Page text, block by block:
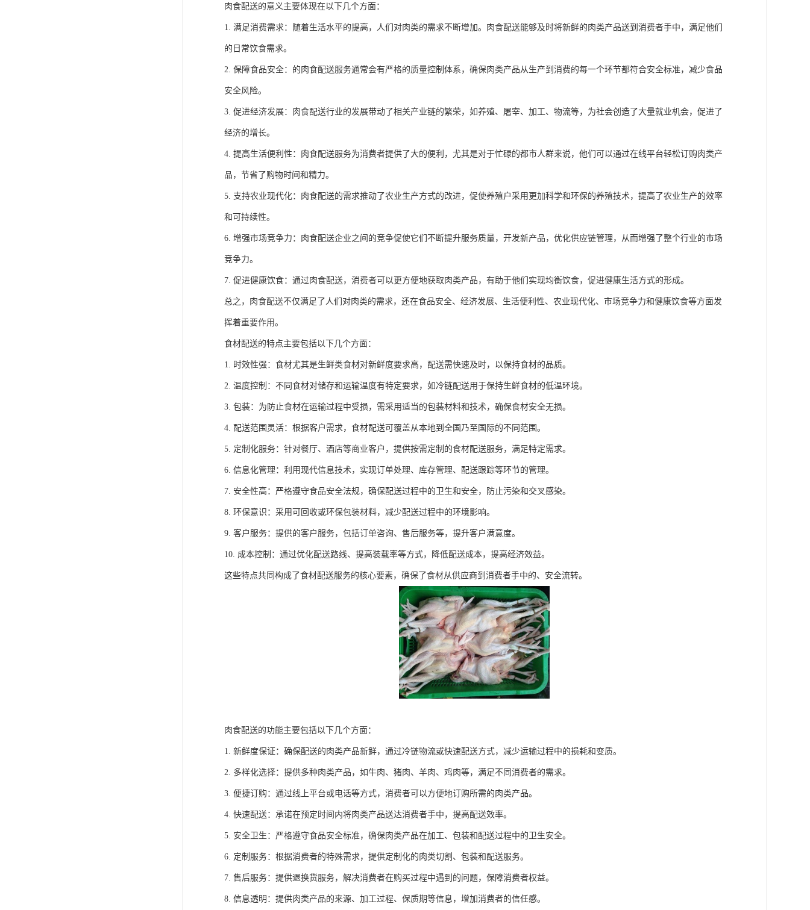
肉食配送的意义主要体现在以下几个方面：
1. 满足消费需求：随着生活水平的提高，人们对肉类的需求不断增加。肉食配送能够及时将新鲜的肉类产品送到消费者手中，满足他们
的日常饮食需求。
2. 保障食品安全：的肉食配送服务通常会有严格的质量控制体系，确保肉类产品从生产到消费的每一个环节都符合安全标准，减少食品
安全风险。
3. 促进经济发展：肉食配送行业的发展带动了相关产业链的繁荣，如养殖、屠宰、加工、物流等，为社会创造了大量就业机会，促进了
经济的增长。
4. 提高生活便利性：肉食配送服务为消费者提供了大的便利，尤其是对于忙碌的都市人群来说，他们可以通过在线平台轻松订购肉类产
品，节省了购物时间和精力。
5. 支持农业现代化：肉食配送的需求推动了农业生产方式的改进，促使养殖户采用更加科学和环保的养殖技术，提高了农业生产的效率
和可持续性。
6. 增强市场竞争力：肉食配送企业之间的竞争促使它们不断提升服务质量，开发新产品，优化供应链管理，从而增强了整个行业的市场
竞争力。
7. 促进健康饮食：通过肉食配送，消费者可以更方便地获取肉类产品，有助于他们实现均衡饮食，促进健康生活方式的形成。
总之，肉食配送不仅满足了人们对肉类的需求，还在食品安全、经济发展、生活便利性、农业现代化、市场竞争力和健康饮食等方面发
挥着重要作用。
食材配送的特点主要包括以下几个方面：
1. 时效性强：食材尤其是生鲜类食材对新鲜度要求高，配送需快速及时，以保持食材的品质。
2. 温度控制：不同食材对储存和运输温度有特定要求，如冷链配送用于保持生鲜食材的低温环境。
3. 包装：为防止食材在运输过程中受损，需采用适当的包装材料和技术，确保食材安全无损。
4. 配送范围灵活：根据客户需求，食材配送可覆盖从本地到全国乃至国际的不同范围。
5. 定制化服务：针对餐厅、酒店等商业客户，提供按需定制的食材配送服务，满足特定需求。
6. 信息化管理：利用现代信息技术，实现订单处理、库存管理、配送跟踪等环节的管理。
7. 安全性高：严格遵守食品安全法规，确保配送过程中的卫生和安全，防止污染和交叉感染。
8. 环保意识：采用可回收或环保包装材料，减少配送过程中的环境影响。
9. 客户服务：提供的客户服务，包括订单咨询、售后服务等，提升客户满意度。
10. 成本控制：通过优化配送路线、提高装载率等方式，降低配送成本，提高经济效益。
这些特点共同构成了食材配送服务的核心要素，确保了食材从供应商到消费者手中的、安全流转。
肉食配送的功能主要包括以下几个方面：
1. 新鲜度保证：确保配送的肉类产品新鲜，通过冷链物流或快速配送方式，减少运输过程中的损耗和变质。
2. 多样化选择：提供多种肉类产品，如牛肉、猪肉、羊肉、鸡肉等，满足不同消费者的需求。
3. 便捷订购：通过线上平台或电话等方式，消费者可以方便地订购所需的肉类产品。
4. 快速配送：承诺在预定时间内将肉类产品送达消费者手中，提高配送效率。
5. 安全卫生：严格遵守食品安全标准，确保肉类产品在加工、包装和配送过程中的卫生安全。
6. 定制服务：根据消费者的特殊需求，提供定制化的肉类切割、包装和配送服务。
7. 售后服务：提供退换货服务，解决消费者在购买过程中遇到的问题，保障消费者权益。
8. 信息透明：提供肉类产品的来源、加工过程、保质期等信息，增加消费者的信任感。